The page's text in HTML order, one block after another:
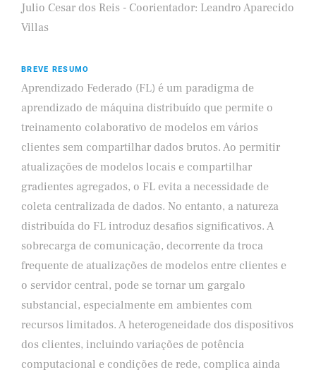
Julio Cesar dos Reis - Coorientador: Leandro Aparecido
Villas
BREVE RESUMO
Aprendizado Federado (FL) é um paradigma de
aprendizado de máquina distribuído que permite o
treinamento colaborativo de modelos em vários
clientes sem compartilhar dados brutos. Ao permitir
atualizações de modelos locais e compartilhar
gradientes agregados, o FL evita a necessidade de
coleta centralizada de dados. No entanto, a natureza
distribuída do FL introduz desafios significativos. A
sobrecarga de comunicação, decorrente da troca
frequente de atualizações de modelos entre clientes e
o servidor central, pode se tornar um gargalo
substancial, especialmente em ambientes com
recursos limitados. A heterogeneidade dos dispositivos
dos clientes, incluindo variações de potência
computacional e condições de rede, complica ainda